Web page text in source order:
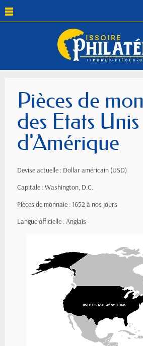
Pièces de
des Etats Unis
d'Amérique
Devise actuelle : Dollar américain (USD)
Capitale : Washington, D.C.
Pièces de monnaie : 1652 à nos jours
Langue officielle : Anglais